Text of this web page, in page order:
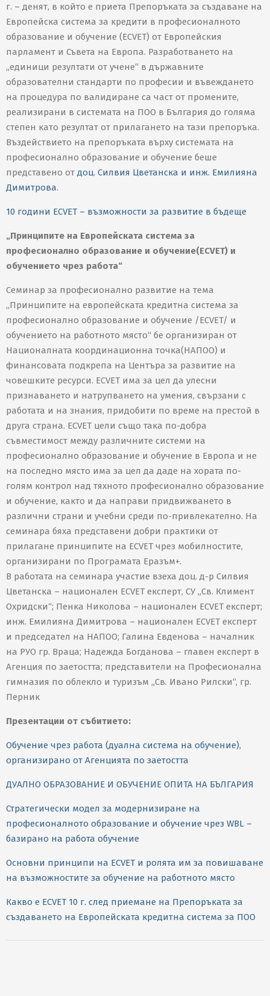
г. – денят, в който е приета Препоръката за създаване на
Европейска система за кредити в професионалното
образование и обучение (ECVET) от Европейския
парламент и Съвета на Европа. Разработването на
„единици резултати от учене“ в държавните
образователни стандарти по професии и въвеждането
на процедура по валидиране са част от промените,
реализирани в системата на ПОО в България до голяма
степен като резултат от прилагането на тази препоръка.
Въздействието на препоръката върху системата на
професионално образование и обучение беше
представено от доц. Силвия Цветанска и инж. Емилияна
Димитрова.
10 години ECVET – възможности за развитие в бъдеще
„Принципите на Европейската система за
професионално образование и обучение(ECVET) и
обучението чрез работа“
Семинар за професионално развитие на тема
„Принципите на европейската кредитна система за
професионално образование и обучение /ECVET/ и
обучението на работното място“ бе организиран от
Националната координационна точка(НАПОО) и
финансовата подкрепа на Центъра за развитие на
човешките ресурси. ЕCVET има за цел да улесни
признаването и натрупването на умения, свързани с
работата и на знания, придобити по време на престой в
друга страна. ECVET цели също така по-добра
съвместимост между различните системи на
професионално образование и обучение в Европа и не
на последно място има за цел да даде на хората по-
голям контрол над тяхното професионално образование
и обучение, както и да направи придвижването в
различни страни и учебни среди по-привлекателно. На
семинара бяха представени добри практики от
прилагане принципите на ECVET чрез мобилностите,
организирани по Програмата Еразъм+.
В работата на семинара участие взеха доц. д-р Силвия
Цветанска – национален ECVET експерт, СУ „Св. Климент
Охридски“; Пенка Николова – национален ECVET експерт;
инж. Емилияна Димитрова – национален ECVET експерт
и председател на НАПОО; Галина Евденова – началник
на РУО гр. Враца; Надежда Богданова – главен експерт в
Агенция по заетостта; представители на Професионална
гимназия по облекло и туризъм „Св. Ивано Рилски“, гр.
Перник
Презентации от събитието:
Обучение чрез работа (дуална система на обучение),
организирано от Агенцията по заетостта
ДУАЛНО ОБРАЗОВАНИЕ И ОБУЧЕНИЕ ОПИТА НА БЪЛГАРИЯ
Стратегически модел за модернизиране на
професионалното образование и обучение чрез WBL –
базирано на работа обучение
Основни принципи на ЕCVET и ролята им за повишаване
на възможностите за обучение на работното място
Какво е ECVET 10 г. след приемане на Препоръката за
създаването на Европейската кредитна система за ПОО